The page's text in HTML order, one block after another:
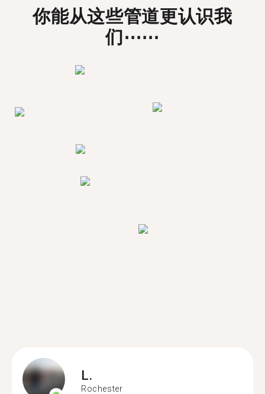
你能从这些管道更认识我
们⋯⋯
L.
Rochester